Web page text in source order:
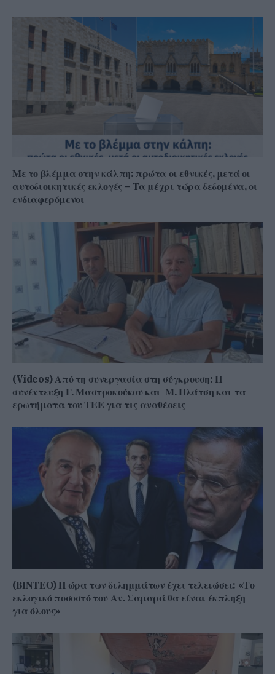
Με το βλέμμα στην κάλπη: πρώτα οι εθνικές, μετά οι
αυτοδιοικητικές εκλογές – Τα μέχρι τώρα δεδομένα, οι
ενδιαφερόμενοι
(Videos) Από τη συνεργασία στη σύγκρουση: Η
συνέντευξη Γ. Μαστροκούκου και Μ. Πλάτση και τα
ερωτήματα του ΤΕΕ για τις αναθέσεις
(ΒΙΝΤΕΟ) Η ώρα των διλημμάτων έχει τελειώσει: «Το
εκλογικό ποσοστό του Αν. Σαμαρά θα είναι έκπληξη
για όλους»